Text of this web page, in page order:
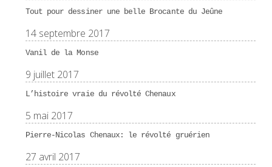
Tout pour dessiner une belle Brocante du Jeûne
14 septembre 2017
Vanil de la Monse
9 juillet 2017
L’histoire vraie du révolté Chenaux
5 mai 2017
Pierre-Nicolas Chenaux: le révolté gruérien
27 avril 2017